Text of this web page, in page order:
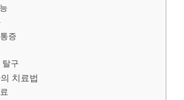
증
탈구
치료법